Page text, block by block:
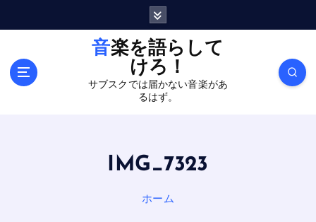
音楽を語らして
けろ！
サブスクでは届かない音楽があ
るはず。
IMG_7323
ホーム